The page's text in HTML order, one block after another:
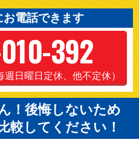
お電話できます
392
日曜日定休、他不定休）
！後悔しないため
較してください！